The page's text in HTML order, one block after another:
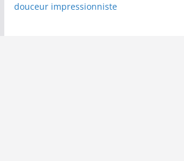
douceur impressionniste